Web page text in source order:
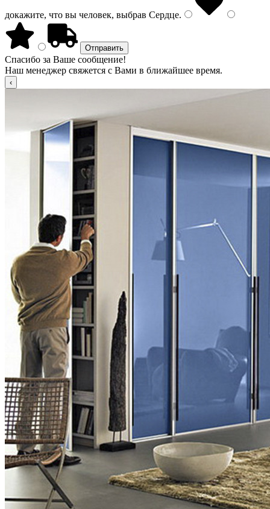
докажите, что вы человек, выбрав Сердце.
Спасибо за Ваше сообщение!
Наш менеджер свяжется с Вами в ближайшее время.